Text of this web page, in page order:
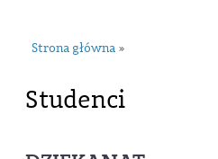
Strona główna »
Studenci